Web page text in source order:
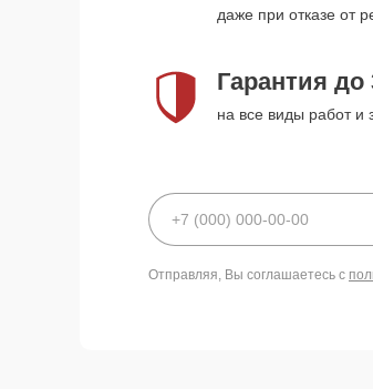
даже при отказе от
Гарантия до
на все виды работ и
Отправляя, Вы соглашаетесь с